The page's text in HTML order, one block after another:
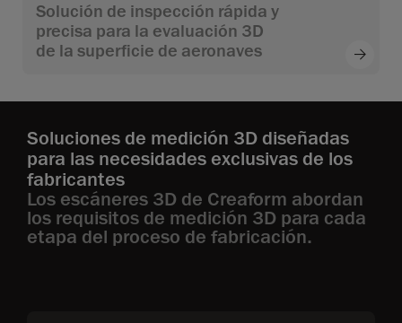
Solución de inspección rápida y
precisa para la evaluación 3D
de la superficie de aeronaves
Soluciones de medición 3D diseñadas
para las necesidades exclusivas de los
fabricantes
Los escáneres 3D de Creaform abordan
los requisitos de medición 3D para cada
etapa del proceso de fabricación.